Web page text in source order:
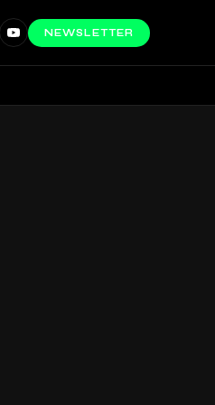
NEWSLETTER